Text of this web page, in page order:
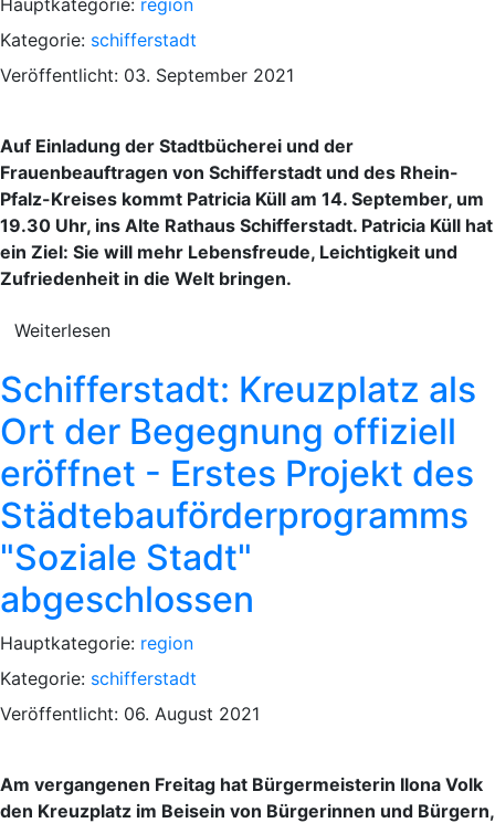
Kategorie: schifferstadt
Veröffentlicht: 03. September 2021
Auf Einladung der Stadtbücherei und der
Frauenbeauftragen von Schifferstadt und des Rhein-
Pfalz-Kreises kommt Patricia Küll am 14. September, um
19.30 Uhr, ins Alte Rathaus Schifferstadt. Patricia Küll hat
ein Ziel: Sie will mehr Lebensfreude, Leichtigkeit und
Zufriedenheit in die Welt bringen.
Weiterlesen
Schifferstadt: Kreuzplatz als
Ort der Begegnung offiziell
eröffnet - Erstes Projekt des
Städtebauförderprogramms
"Soziale Stadt"
abgeschlossen
Hauptkategorie: region
Kategorie: schifferstadt
Veröffentlicht: 06. August 2021
Am vergangenen Freitag hat Bürgermeisterin Ilona Volk
den Kreuzplatz im Beisein von Bürgerinnen und Bürgern,